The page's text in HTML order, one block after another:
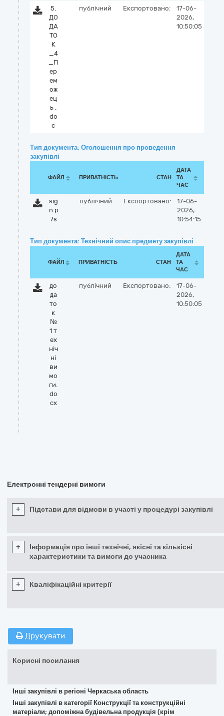
5.
ДО
ДА
ТО
К
_4
_П
ер
ем
ож
ец
ь .
do
c
публічний Експортовано:
17-06-
2026,
10:50:05
Тип документа: Оголошення про проведення
закупівлі
ФАЙЛ ПРИВАТНІСТЬ СТАН
ДАТА
ТА
ЧАС
sig
n.p
7s
публічний Експортовано:
17-06-
2026,
10:54:15
Тип документа: Технічний опис предмету закупівлі
ФАЙЛ ПРИВАТНІСТЬ СТАН
ДАТА
ТА
ЧАС
до
да
то
к
№
1 т
ех
ніч
ні
ви
мо
ги.
do
cx
публічний Експортовано:
17-06-
2026,
10:50:05
Електронні тендерні вимоги
+ Підстави для відмови в участі у процедурі закупівлі
+
Інформація про інші технічні, якісні та кількісні
характеристики та вимоги до учасника
+ Кваліфікаційні критерії
Друкувати
Корисні посилання
Інші закупівлі в регіоні Черкаська область
Інші закупівлі в категорії Конструкції та конструкційні
матеріали; допоміжна будівельна продукція (крім